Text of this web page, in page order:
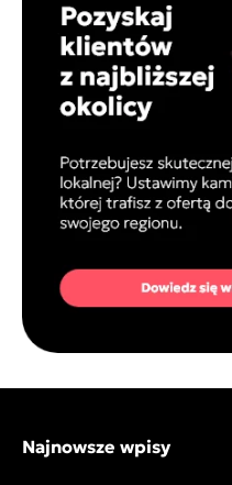
Najnowsze wpisy